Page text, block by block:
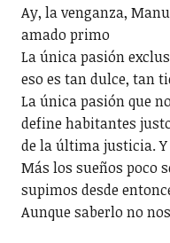
Ay, la venganza,
amado primo
La única pasión
eso es tan dulce, tan
La única pasión que
define habitantes
de la última justicia.
Más los sueños poco
supimos desde
Aunque saberlo no